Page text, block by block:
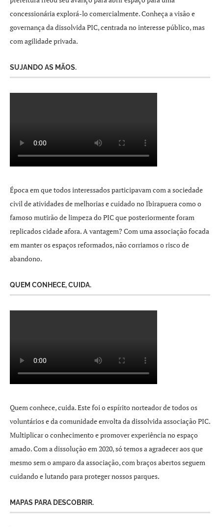
concessionária explorá-lo comercialmente. Conheça a visão e
governança da dissolvida PIC, centrada no interesse público, mas
com agilidade privada.
SUJANDO AS MÃOS.
Época em que todos interessados participavam com a sociedade
civil de atividades de melhorias e cuidado no Ibirapuera como o
famoso mutirão de limpeza do PIC que posteriormente foram
replicados cidade afora. A vantagem? Com uma associação focada
em manter os espaços reformados, não corriamos o risco de
abandono.
QUEM CONHECE, CUIDA.
Quem conhece, cuida. Este foi o espírito norteador de todos os
voluntários e da comunidade envolta da dissolvida associação PIC.
Multiplicar o conhecimento e promover experiência no espaço
amado. Com a dissolução em 2020, só temos a agradecer aos que
mesmo sem o amparo da associação, com braços abertos seguem
cuidando e lutando para proteger nossos parques.
MAPAS PARA DESCOBRIR.